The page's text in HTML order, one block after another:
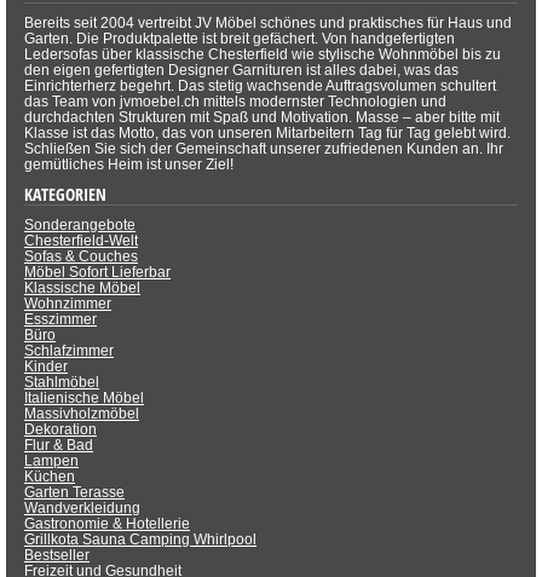
Bereits seit 2004 vertreibt JV Möbel schönes und praktisches für Haus und
Garten. Die Produktpalette ist breit gefächert. Von handgefertigten
Ledersofas über klassische Chesterfield wie stylische Wohnmöbel bis zu
den eigen gefertigten Designer Garnituren ist alles dabei, was das
Einrichterherz begehrt. Das stetig wachsende Auftragsvolumen schultert
das Team von jvmoebel.ch mittels modernster Technologien und
durchdachten Strukturen mit Spaß und Motivation. Masse – aber bitte mit
Klasse ist das Motto, das von unseren Mitarbeitern Tag für Tag gelebt wird.
Schließen Sie sich der Gemeinschaft unserer zufriedenen Kunden an. Ihr
gemütliches Heim ist unser Ziel!
KATEGORIEN
Sonderangebote
Chesterfield-Welt
Sofas & Couches
Möbel Sofort Lieferbar
Klassische Möbel
Wohnzimmer
Esszimmer
Büro
Schlafzimmer
Kinder
Stahlmöbel
Italienische Möbel
Massivholzmöbel
Dekoration
Flur & Bad
Lampen
Küchen
Garten Terasse
Wandverkleidung
Gastronomie & Hotellerie
Grillkota Sauna Camping Whirlpool
Bestseller
Freizeit und Gesundheit